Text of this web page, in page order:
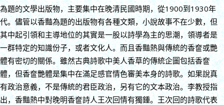
為題的文學出版物，主要集中在晚清民國時期，從1900到1930年
代。儘管以香豔為題的出版物有各種文類，小說故事不在少數，但
其中起引領和主導地位的其實是一股以詩學為主的思潮，領導者是
一群特定的知識份子，或者文化人。而且香豔熱與傳統的香奩或艷
體有密切的關係。雖然古典詩歌中美人香草的傳統企圖包括香奩
體，但香奩艷體是集中在滿足感官情色審美本身的詩歌。如果說真
有政治意義，不是傳統的君臣政治，另有它的文本政治。李教授指
出，香豔熱中對晚明香奩詩人王次回情有獨鍾。王次回的詩歌代表